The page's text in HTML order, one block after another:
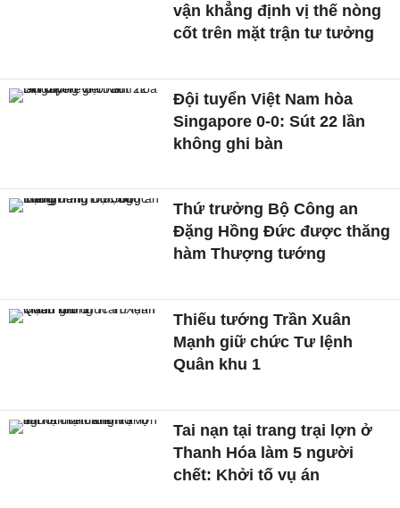
vận khẳng định vị thế nòng
cốt trên mặt trận tư tưởng
Đội tuyển Việt Nam hòa
Singapore 0-0: Sút 22 lần
không ghi bàn
Thứ trưởng Bộ Công an
Đặng Hồng Đức được thăng
hàm Thượng tướng
Thiếu tướng Trần Xuân
Mạnh giữ chức Tư lệnh
Quân khu 1
Tai nạn tại trang trại lợn ở
Thanh Hóa làm 5 người
chết: Khởi tố vụ án